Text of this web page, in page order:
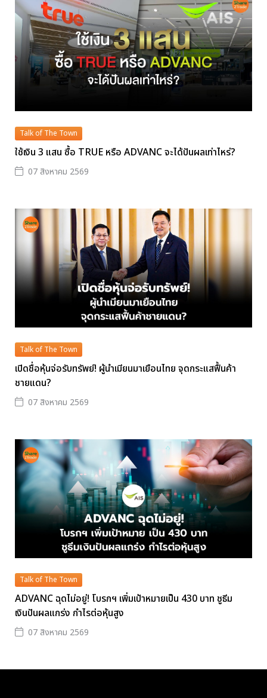
Talk of The Town
ใช้เงิน 3 แสน ซื้อ TRUE หรือ ADVANC จะได้ปันผลเท่าไหร่?
07 สิงหาคม 2569
Talk of The Town
เปิดชื่อหุ้นจ่อรับทรัพย์! ผู้นำเมียนมาเยือนไทย จุดกระแสฟื้นค้า
ชายแดน?
07 สิงหาคม 2569
Talk of The Town
ADVANC ฉุดไม่อยู่! โบรกฯ เพิ่มเป้าหมายเป็น 430 บาท ชูธีม
เงินปันผลแกร่ง กำไรต่อหุ้นสูง
07 สิงหาคม 2569